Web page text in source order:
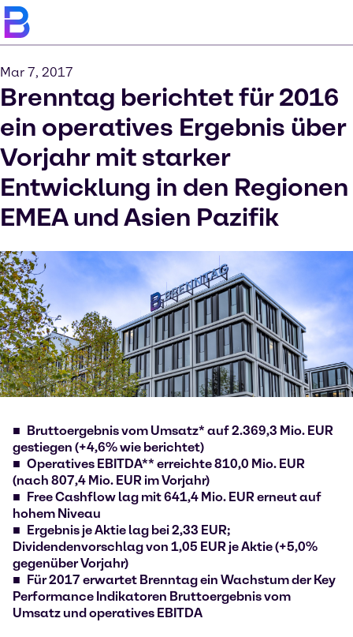
Mar 7, 2017
Brenntag berichtet für 2016
ein operatives Ergebnis über
Vorjahr mit starker
Entwicklung in den Regionen
EMEA und Asien Pazifik
Bruttoergebnis vom Umsatz* auf 2.369,3 Mio. EUR
gestiegen (+4,6% wie berichtet)
Operatives EBITDA** erreichte 810,0 Mio. EUR
(nach 807,4 Mio. EURim Vorjahr)
Free Cashflow lag mit 641,4 Mio. EUR erneut auf
hohem Niveau
Ergebnis je Aktie lag bei 2,33 EUR;
Dividendenvorschlag von 1,05 EUR je Aktie (+5,0%
gegenüber Vorjahr)
Für 2017 erwartet Brenntag ein Wachstum der Key
Performance Indikatoren Bruttoergebnis vom
Umsatz und operatives EBITDA